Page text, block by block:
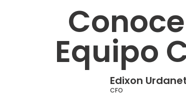
Conoce
Equipo
Edixon
CFO